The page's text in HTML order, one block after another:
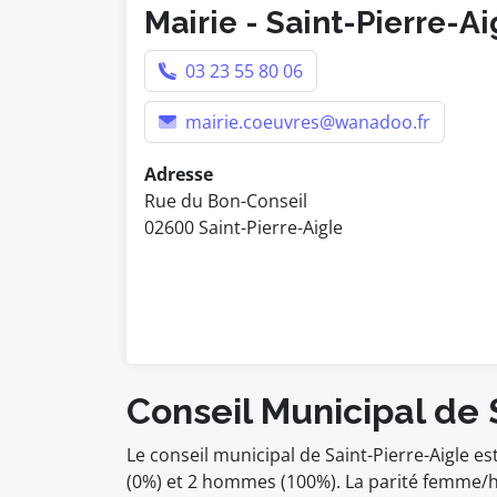
Mairie - Saint-Pierre-
03 23 55 80 06
mairie.coeuvres@wanadoo.fr
Adresse
Rue du Bon-Conseil
02600 Saint-Pierre-Aigle
Conseil Municipal
Le conseil municipal de Saint-Pierre-Aigle
(0%) et 2 hommes (100%). La parité